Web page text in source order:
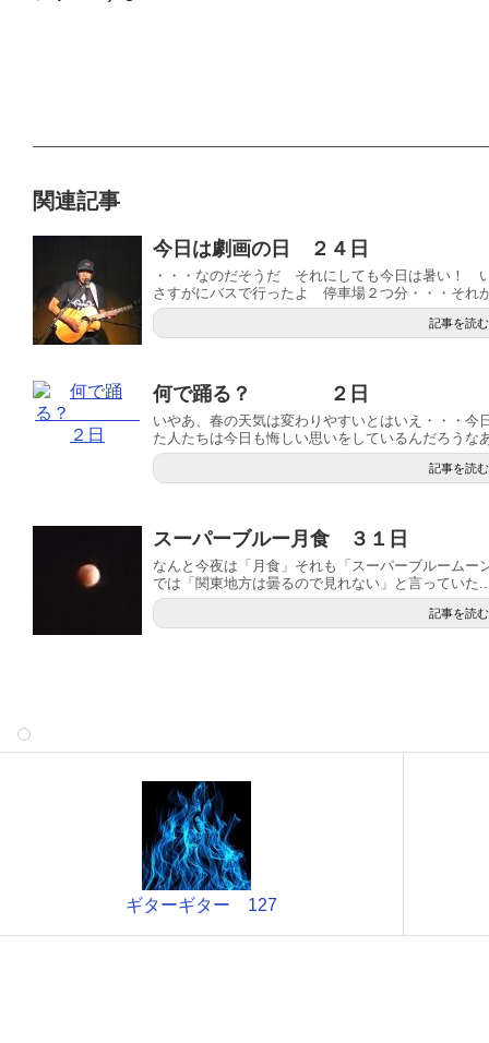
関連記事
今日は劇画の日 ２４日
・・・なのだそうだ それにしても今日は暑い！
さすがにバスで行ったよ 停車場２つ分・・・それ
記事を読む
何で踊る？ ２日
いやあ、春の天気は変わりやすいとはいえ・・・今
た人たちは今日も悔しい思いをしているんだろうな
記事を読む
スーパーブルー月食 ３１日
なんと今夜は「月食」それも「スーパーブルーム
では「関東地方は曇るので見れない」と言っていた
記事を読む
ギターギター 127